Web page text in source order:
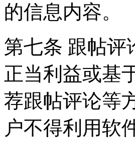
的信息内容。
第七条 跟帖评
正当利益或基
荐跟帖评论等
户不得利用软